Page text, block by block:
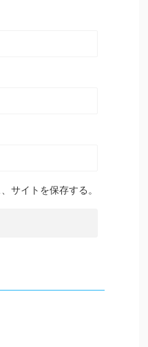
サイトを保存する。